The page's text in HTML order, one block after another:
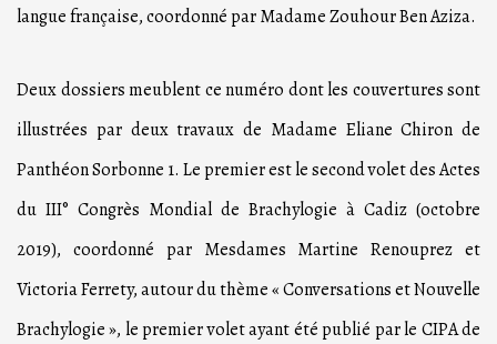
langue française, coordonné par Madame Zouhour Ben Aziza.
Deux dossiers meublent ce numéro dont les couvertures sont
illustrées par deux travaux de Madame Eliane Chiron de
Panthéon Sorbonne 1. Le premier est le second volet des Actes
du III° Congrès Mondial de Brachylogie à Cadiz (octobre
2019), coordonné par Mesdames Martine Renouprez et
Victoria Ferrety, autour du thème « Conversations et Nouvelle
Brachylogie », le premier volet ayant été publié par le CIPA de